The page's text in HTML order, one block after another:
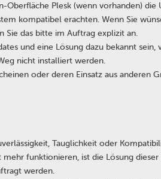
Plesk (wenn vorhanden) die
kompatibel erachten. Wenn Sie
Sie das bitte im Auftrag explizit an.
und eine Lösung dazu bekannt sein,
nicht installiert werden.
oder deren Einsatz aus anderen
Tauglichkeit oder
funktionieren, ist die Lösung
werden.